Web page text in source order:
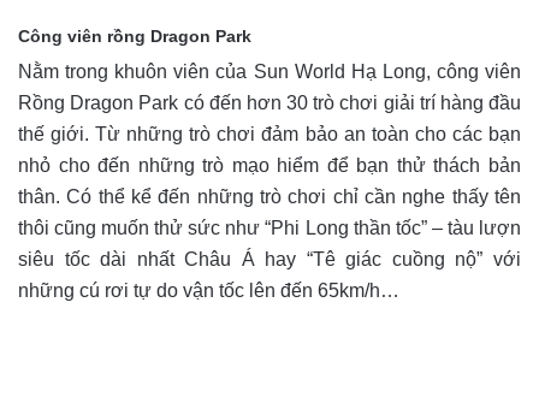
Công viên rồng Dragon Park
Nằm trong khuôn viên của Sun World Hạ Long, công viên
Rồng Dragon Park có đến hơn 30 trò chơi giải trí hàng đầu
thế giới. Từ những trò chơi đảm bảo an toàn cho các bạn
nhỏ cho đến những trò mạo hiểm để bạn thử thách bản
thân. Có thể kể đến những trò chơi chỉ cần nghe thấy tên
thôi cũng muốn thử sức như “Phi Long thần tốc” – tàu lượn
siêu tốc dài nhất Châu Á hay “Tê giác cuồng nộ” với
những cú rơi tự do vận tốc lên đến 65km/h…